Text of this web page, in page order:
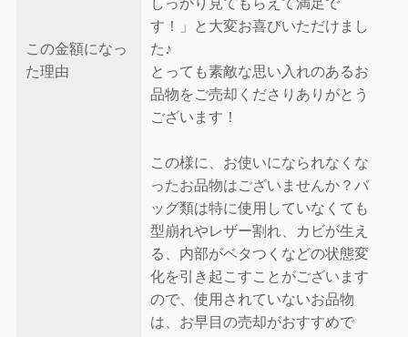
この金額になっ
た理由
しっかり見てもらえて満足で
す！」と大変お喜びいただけまし
た♪
とっても素敵な思い入れのあるお
品物をご売却くださりありがとう
ございます！
この様に、お使いになられなくな
ったお品物はございませんか？バ
ッグ類は特に使用していなくても
型崩れやレザー割れ、カビが生え
る、内部がベタつくなどの状態変
化を引き起こすことがございます
ので、使用されていないお品物
は、お早目の売却がおすすめで